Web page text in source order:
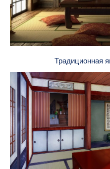
Традиционная